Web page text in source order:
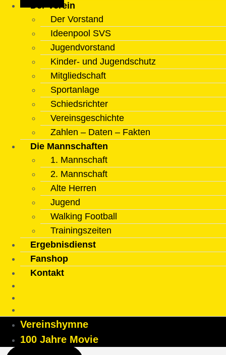
Der Verein
Der Vorstand
Ideenpool SVS
Jugendvorstand
Kinder- und Jugendschutz
Mitgliedschaft
Sportanlage
Schiedsrichter
Vereinsgeschichte
Zahlen – Daten – Fakten
Die Mannschaften
1. Mannschaft
2. Mannschaft
Alte Herren
Jugend
Walking Football
Trainingszeiten
Ergebnisdienst
Fanshop
Kontakt
Vereinshymne
100 Jahre Movie